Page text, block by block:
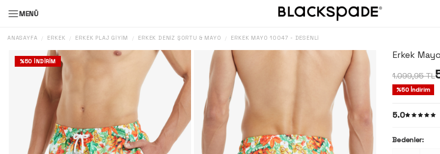
MENÜ
ANASAYFA / ERKEK / ERKEK PLAJ GIYIM / ERKEK DENIZ ŞORTU & MAYO / ERKEK MAYO 10047 - DESENLI
%50 İNDIRIM
Erkek
1.099,95TL
%50 İndirim
5.0
Bedenler: